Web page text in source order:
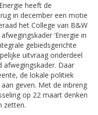
heeft de
in december een motie
het College van B&W
‘Energie in
gebiedsgerichte
uitvraag onderdeel
afwegingskader. Daar
de lokale politiek
geven. Met de inbreng
op 22 maart denken
zetten.